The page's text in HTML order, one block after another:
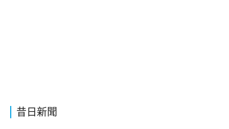
昔日新聞